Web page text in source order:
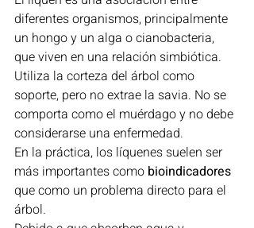
diferentes organismos, principalmente
un hongo y un alga o cianobacteria,
que viven en una relación simbiótica.
Utiliza la corteza del árbol como
soporte, pero no extrae la savia. No se
comporta como el muérdago y no debe
considerarse una enfermedad.
En la práctica, los líquenes suelen ser
más importantes como bioindicadores
que como un problema directo para el
árbol.